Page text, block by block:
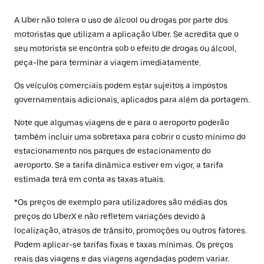
A Uber não tolera o uso de álcool ou drogas por parte dos
motoristas que utilizam a aplicação Uber. Se acredita que o
seu motorista se encontra sob o efeito de drogas ou álcool,
peça-lhe para terminar a viagem imediatamente.
Os veículos comerciais podem estar sujeitos a impostos
governamentais adicionais, aplicados para além da portagem.
Note que algumas viagens de e para o aeroporto poderão
também incluir uma sobretaxa para cobrir o custo mínimo do
estacionamento nos parques de estacionamento do
aeroporto. Se a tarifa dinâmica estiver em vigor, a tarifa
estimada terá em conta as taxas atuais.
*Os preços de exemplo para utilizadores são médias dos
preços do UberX e não refletem variações devido à
localização, atrasos de trânsito, promoções ou outros fatores.
Podem aplicar-se tarifas fixas e taxas mínimas. Os preços
reais das viagens e das viagens agendadas podem variar.